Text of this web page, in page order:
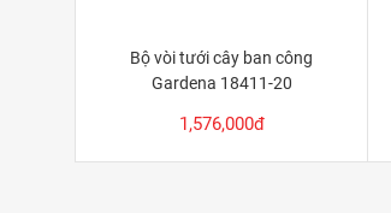
Bộ vòi tưới cây ban công
Gardena 18411-20
1,576,000đ